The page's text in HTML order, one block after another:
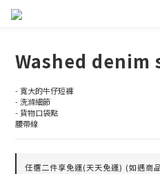
Washed denim
- 寬大的牛仔短褲
- 洗滌細節
- 貨物口袋點
腰帶線
任選二件享免運(天天免運) (如遇商